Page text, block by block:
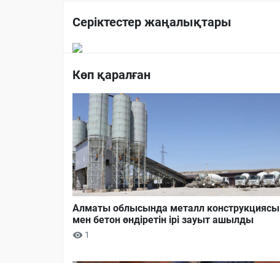
Серіктестер жаңалықтары
Көп қаралған
Алматы облысында металл конструкциясы
мен бетон өндіретін ірі зауыт ашылды
1